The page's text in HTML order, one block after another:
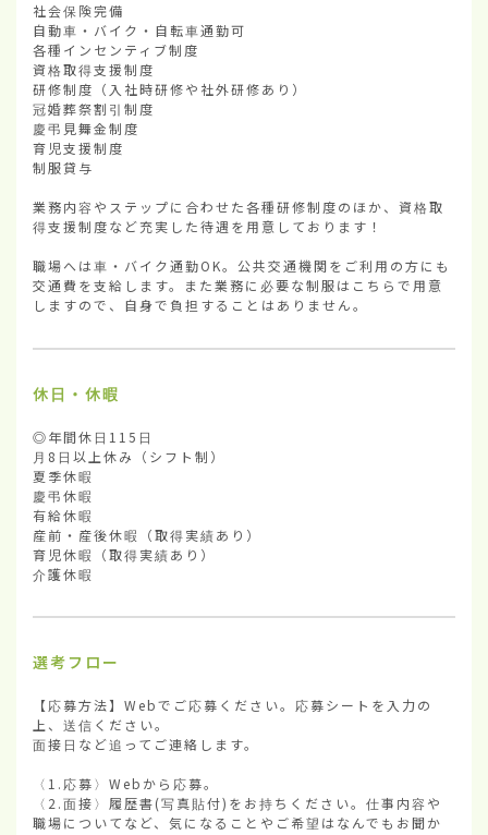
社会保険完備
自動車・バイク・自転車通勤可
各種インセンティブ制度
資格取得支援制度
研修制度（入社時研修や社外研修あり）
冠婚葬祭割引制度
慶弔見舞金制度
育児支援制度
制服貸与
業務内容やステップに合わせた各種研修制度のほか、資格取
得支援制度など充実した待遇を用意しております！
職場へは車・バイク通勤OK。公共交通機関をご利用の方にも
交通費を支給します。また業務に必要な制服はこちらで用意
しますので、自身で負担することはありません。
休日・休暇
◎年間休日115日
月8日以上休み（シフト制）
夏季休暇
慶弔休暇
有給休暇
産前・産後休暇（取得実績あり）
育児休暇（取得実績あり）
介護休暇
選考フロー
【応募方法】Webでご応募ください。応募シートを入力の
上、送信ください。
面接日など追ってご連絡します。
〈1.応募〉Webから応募。
〈2.面接〉履歴書(写真貼付)をお持ちください。仕事内容や
職場についてなど、気になることやご希望はなんでもお聞か